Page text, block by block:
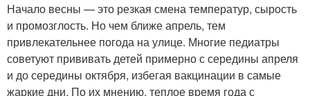
Начало весны — это резкая смена температур, сырость
и промозглость. Но чем ближе апрель, тем
привлекательнее погода на улице. Многие педиатры
советуют прививать детей примерно с середины апреля
и до середины октября, избегая вакцинации в самые
жаркие дни. По их мнению, теплое время года с